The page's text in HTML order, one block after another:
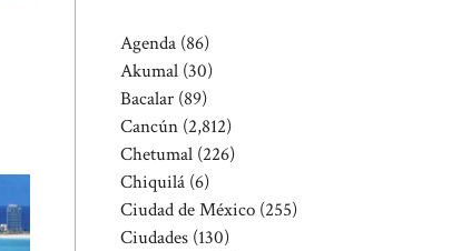
Agenda (86)
Akumal (30)
Bacalar (89)
Cancún (2,812)
Chetumal (226)
Chiquilá (6)
Ciudad de México (255)
Ciudades (130)